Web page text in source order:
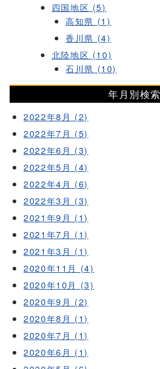
四国地区 (5)
高知県 (1)
香川県 (4)
北陸地区 (10)
石川県 (10)
年月別検索
2022年8月 (2)
2022年7月 (5)
2022年6月 (3)
2022年5月 (4)
2022年4月 (6)
2022年3月 (3)
2021年9月 (1)
2021年7月 (1)
2021年3月 (1)
2020年11月 (4)
2020年10月 (3)
2020年9月 (2)
2020年8月 (1)
2020年7月 (1)
2020年6月 (1)